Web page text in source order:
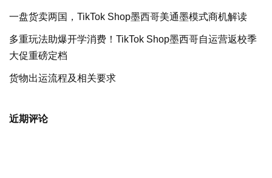
一盘货卖两国，TikTok Shop墨西哥美通墨模式商机解读
多重玩法助爆开学消费！TikTok Shop墨西哥自运营返校季
大促重磅定档
货物出运流程及相关要求
近期评论